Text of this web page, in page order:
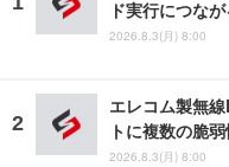
ド実行につな
2026.8.3(月) 8:00
エレコム製無
トに複数の脆弱
2026.8.3(月) 8:00